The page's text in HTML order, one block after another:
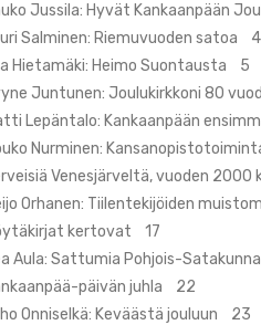
Jussila: Hyvät Kankaanpään
Salminen: Riemuvuoden satoa 4
Hietamäki: Heimo Suontausta 5
Juntunen: Joulukirkkoni 80
Lepäntalo: Kankaanpään
Nurminen:
Venesjärveltä, vuoden
Orhanen: Tiilentekijöiden
kertovat 17
Aula: Sattumia Pohjois-
päivän juhla 22
Onniselkä: Keväästä jouluun 23